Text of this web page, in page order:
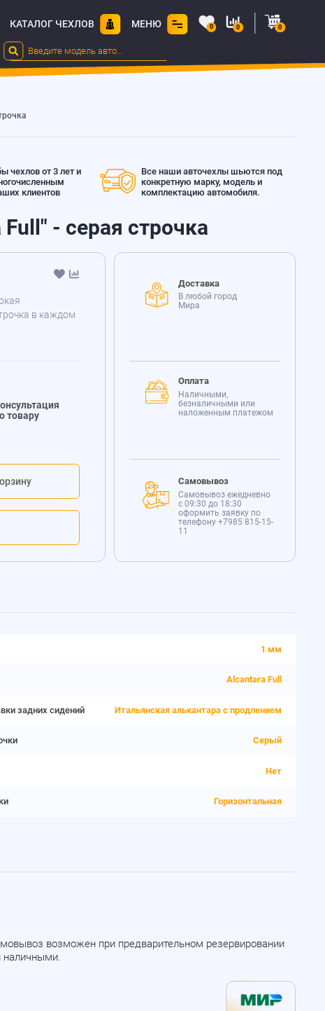
КАТАЛОГ ЧЕХЛОВ МЕНЮ 0 0 0
чехлов от 3 лет и
клиентов
Все наши авточехлы шьются под
конкретную марку, модель и
комплектацию автомобиля.
- серая строчка
в каждом
товару
Доставка
В любой город
Мира
Оплата
Наличными,
безналичными или
наложенным платежом
Самовывоз
Самовывоз ежедневно
с 09:30 до 18:30
оформить заявку по
телефону +7985 815-15-
11
1 мм
Alcantara Full
задних сидений Итальянская алькантара с продлением
Серый
Нет
Горизонтальная
возможен при предварительном резервировании
наличными.